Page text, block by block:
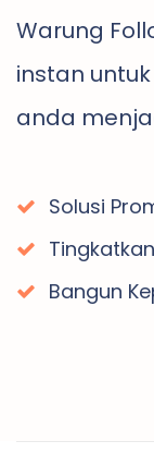
Warung
instan
anda
Solusi
Bangun